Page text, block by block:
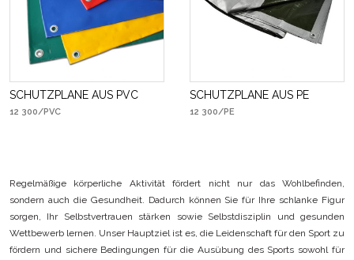
SCHUTZPLANE AUS PVC
12 300/PVC
SCHUTZPLANE AUS PE
12 300/PE
Regelmäßige körperliche Aktivität fördert nicht nur das Wohlbefinden,
sondern auch die Gesundheit. Dadurch können Sie für Ihre schlanke Figur
sorgen, Ihr Selbstvertrauen stärken sowie Selbstdisziplin und gesunden
Wettbewerb lernen. Unser Hauptziel ist es, die Leidenschaft für den Sport zu
fördern und sichere Bedingungen für die Ausübung des Sports sowohl für